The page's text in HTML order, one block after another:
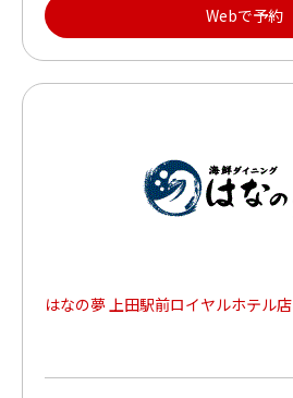
Webで予約
はなの夢 上田駅前ロイヤルホテル店